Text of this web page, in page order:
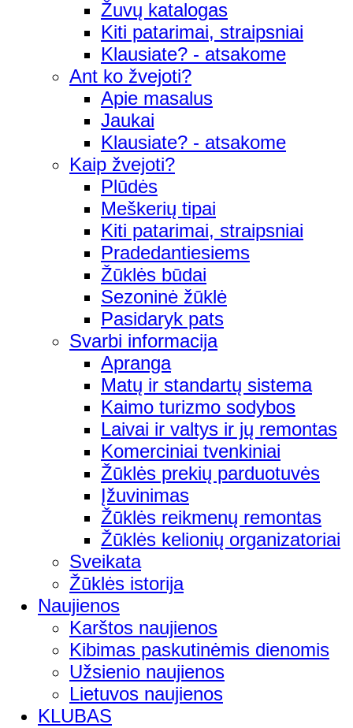
Žuvų katalogas
Kiti patarimai, straipsniai
Klausiate? - atsakome
Ant ko žvejoti?
Apie masalus
Jaukai
Klausiate? - atsakome
Kaip žvejoti?
Plūdės
Meškerių tipai
Kiti patarimai, straipsniai
Pradedantiesiems
Žūklės būdai
Sezoninė žūklė
Pasidaryk pats
Svarbi informacija
Apranga
Matų ir standartų sistema
Kaimo turizmo sodybos
Laivai ir valtys ir jų remontas
Komerciniai tvenkiniai
Žūklės prekių parduotuvės
Įžuvinimas
Žūklės reikmenų remontas
Žūklės kelionių organizatoriai
Sveikata
Žūklės istorija
Naujienos
Karštos naujienos
Kibimas paskutinėmis dienomis
Užsienio naujienos
Lietuvos naujienos
KLUBAS